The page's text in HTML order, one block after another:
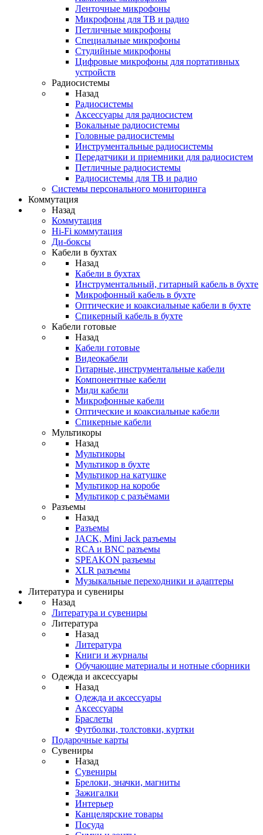
Ленточные микрофоны
Микрофоны для ТВ и радио
Петличные микрофоны
Специальные микрофоны
Студийные микрофоны
Цифровые микрофоны для портативных
устройств
Радиосистемы
Назад
Радиосистемы
Аксессуары для радиосистем
Вокальные радиосистемы
Головные радиосистемы
Инструментальные радиосистемы
Передатчики и приемники для радиосистем
Петличные радиосистемы
Радиосистемы для ТВ и радио
Системы персонального мониторинга
Коммутация
Назад
Коммутация
Hi-Fi коммутация
Ди-боксы
Кабели в бухтах
Назад
Кабели в бухтах
Инструментальный, гитарный кабель в бухте
Микрофонный кабель в бухте
Оптические и коаксиальные кабели в бухте
Спикерный кабель в бухте
Кабели готовые
Назад
Кабели готовые
Видеокабели
Гитарные, инструментальные кабели
Компонентные кабели
Миди кабели
Микрофонные кабели
Оптические и коаксиальные кабели
Спикерные кабели
Мультикоры
Назад
Мультикоры
Мультикор в бухте
Мультикор на катушке
Мультикор на коробе
Мультикор с разъёмами
Разъемы
Назад
Разъемы
JACK, Mini Jack разъемы
RCA и BNC разъемы
SPEAKON разъемы
XLR разъемы
Музыкальные переходники и адаптеры
Литература и сувениры
Назад
Литература и сувениры
Литература
Назад
Литература
Книги и журналы
Обучающие материалы и нотные сборники
Одежда и аксессуары
Назад
Одежда и аксессуары
Аксессуары
Браслеты
Футболки, толстовки, куртки
Подарочные карты
Сувениры
Назад
Сувениры
Брелоки, значки, магниты
Зажигалки
Интерьер
Канцелярские товары
Посуда